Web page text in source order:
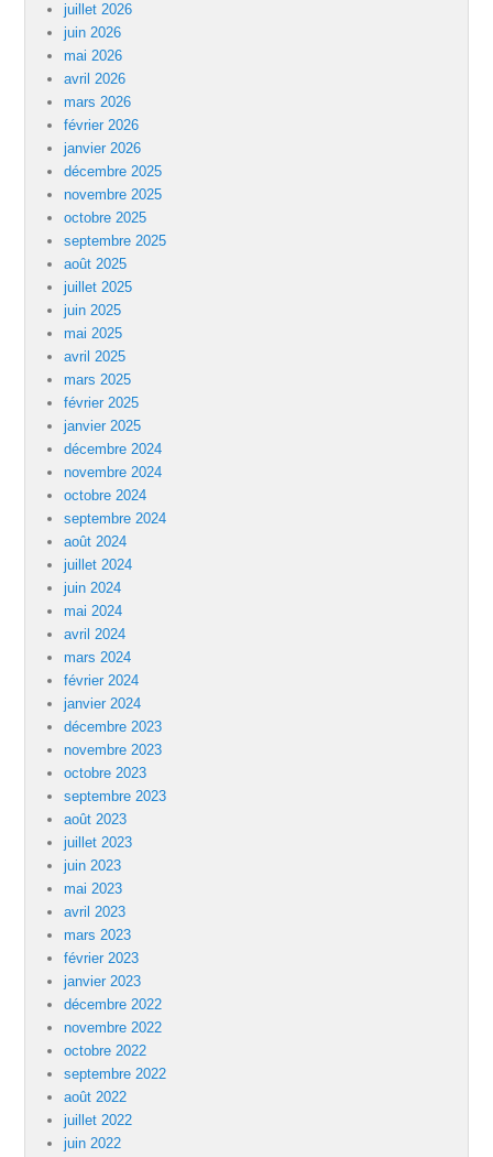
juillet 2026
juin 2026
mai 2026
avril 2026
mars 2026
février 2026
janvier 2026
décembre 2025
novembre 2025
octobre 2025
septembre 2025
août 2025
juillet 2025
juin 2025
mai 2025
avril 2025
mars 2025
février 2025
janvier 2025
décembre 2024
novembre 2024
octobre 2024
septembre 2024
août 2024
juillet 2024
juin 2024
mai 2024
avril 2024
mars 2024
février 2024
janvier 2024
décembre 2023
novembre 2023
octobre 2023
septembre 2023
août 2023
juillet 2023
juin 2023
mai 2023
avril 2023
mars 2023
février 2023
janvier 2023
décembre 2022
novembre 2022
octobre 2022
septembre 2022
août 2022
juillet 2022
juin 2022